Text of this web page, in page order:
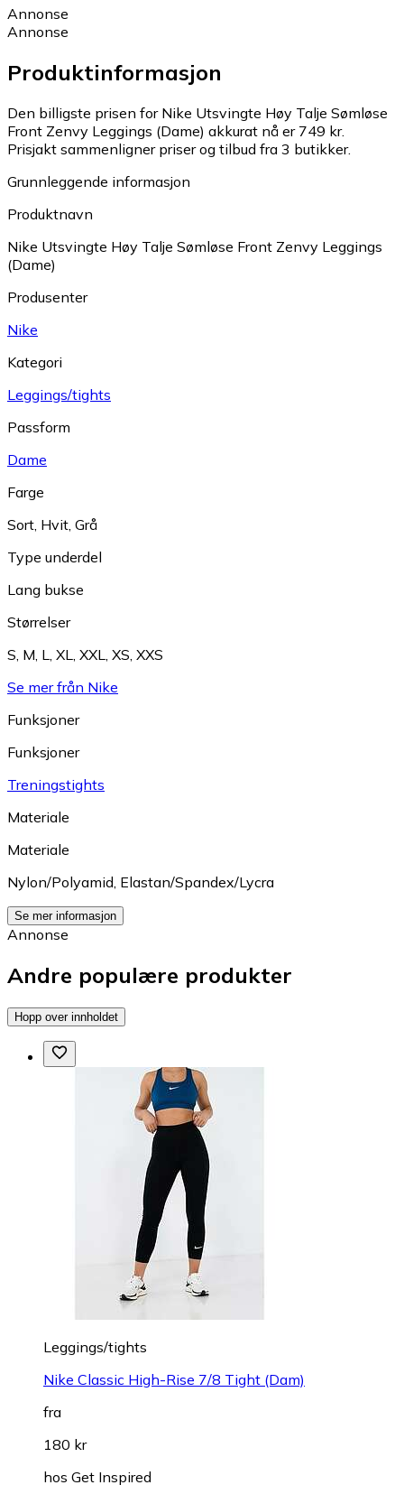
Annonse
Annonse
Produktinformasjon
Den billigste prisen for Nike Utsvingte Høy Talje Sømløse
Front Zenvy Leggings (Dame) akkurat nå er 749 kr.
Prisjakt sammenligner priser og tilbud fra 3 butikker.
Grunnleggende informasjon
Produktnavn
Nike Utsvingte Høy Talje Sømløse Front Zenvy Leggings
(Dame)
Produsenter
Nike
Kategori
Leggings/tights
Passform
Dame
Farge
Sort, Hvit, Grå
Type underdel
Lang bukse
Størrelser
S, M, L, XL, XXL, XS, XXS
Se mer från Nike
Funksjoner
Funksjoner
Treningstights
Materiale
Materiale
Nylon/Polyamid, Elastan/Spandex/Lycra
Se mer informasjon
Annonse
Andre populære produkter
Hopp over innholdet
Leggings/tights
Nike Classic High-Rise 7/8 Tight (Dam)
fra
180 kr
hos Get Inspired